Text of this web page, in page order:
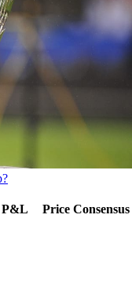
P&L Price Consensus